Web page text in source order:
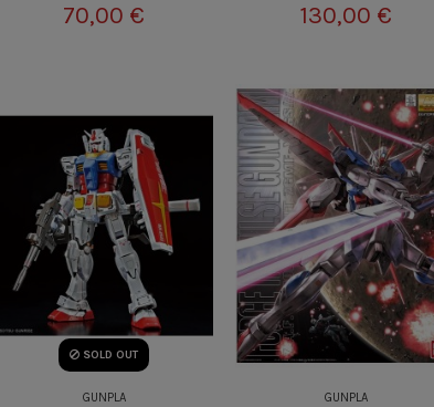
70,00 € 130,00 €
SOLD OUT
GUNPLA GUNPLA